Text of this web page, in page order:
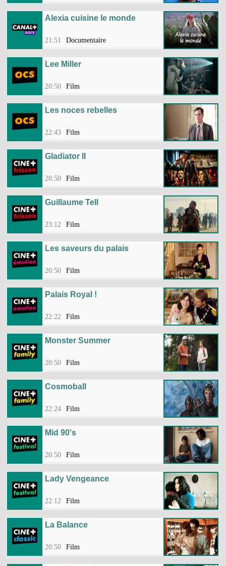
Alexia cuisine le monde
21:51 Documentaire
Lee Miller
20:50 Film
Les noces rebelles
22:43 Film
Gladiator II
20:50 Film
Guillaume Tell
23:12 Film
Les saveurs du palais
20:50 Film
Palais Royal !
22:22 Film
Monster Summer
20:50 Film
Cosmoball
22:24 Film
Mid 90's
20:50 Film
Lady Vengeance
22:12 Film
La Balance
20:50 Film